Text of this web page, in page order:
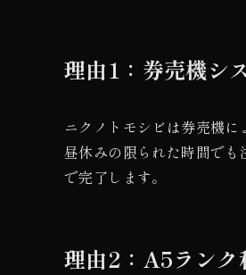
理由1：券売機シ
ニクノトモシビは券売機
昼休みの限られた時間で
で完了します。
理由2：A5ランク